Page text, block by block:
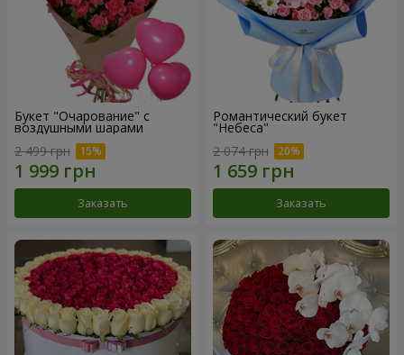
Букет "Очарование" с
воздушными шарами
2 499 грн
Заказать
Романтический букет
"Небеса"
2 074 грн
Заказать